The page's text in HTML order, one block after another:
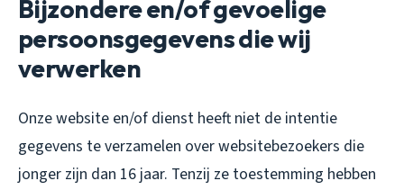
Bijzondere en/of gevoelige
persoonsgegevens die wij
verwerken
Onze website en/of dienst heeft niet de intentie
gegevens te verzamelen over websitebezoekers die
jonger zijn dan 16 jaar. Tenzij ze toestemming hebben